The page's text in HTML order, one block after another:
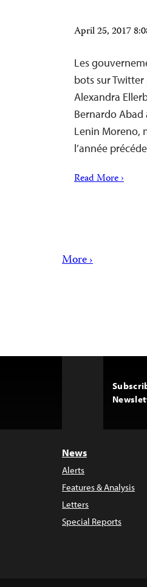
April 25, 2017
Les
bots sur
Alexandra
Bernardo Abad
Lenin Moreno,
l’année
Read More ›
More ›
News
Alerts
Features & Analysis
Letters
Special Reports